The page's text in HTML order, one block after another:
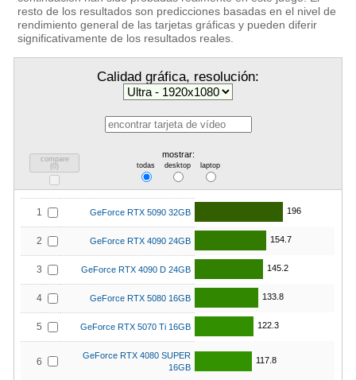
resto de los resultados son predicciones basadas en el nivel de
rendimiento general de las tarjetas gráficas y pueden diferir
significativamente de los resultados reales.
Calidad gráfica, resolución:
compare
(0)
mostrar:
todas desktop laptop
1 GeForce RTX 5090 32GB 196
2 GeForce RTX 4090 24GB 154.7
3 GeForce RTX 4090 D 24GB 145.2
4 GeForce RTX 5080 16GB 133.8
5 GeForce RTX 5070 Ti 16GB 122.3
6
GeForce RTX 4080 SUPER
16GB
117.8